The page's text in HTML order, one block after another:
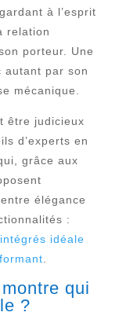
à l’esprit
relation
porteur. Une
autant par son
mécanique.
être judicieux
d’experts en
grâce aux
élégance
:
idéale
qui
?